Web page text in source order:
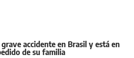
accidente en Brasil y está en
de su familia